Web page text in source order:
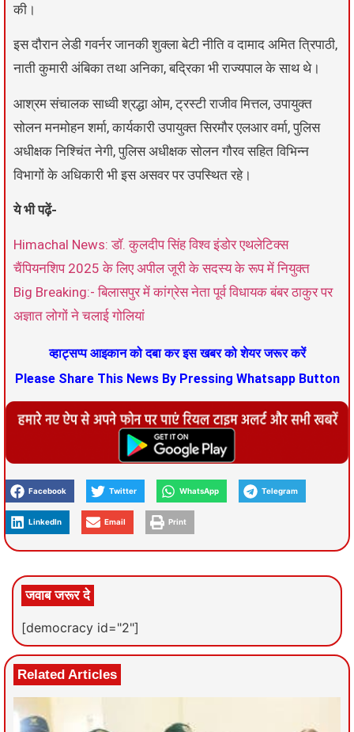
की।
इस दौरान लेडी गवर्नर जानकी शुक्ला बेटी नीति व दामाद अमित त्रिपाठी,
नाती कुमारी अंबिका तथा अनिका, बद्रिका भी राज्यपाल के साथ थे।
आश्रम संचालक साध्वी श्रद्धा ओम, ट्रस्टी राजीव मित्तल, उपायुक्त
सोलन मनमोहन शर्मा, कार्यकारी उपायुक्त सिरमौर एलआर वर्मा, पुलिस
अधीक्षक निश्चिंत नेगी, पुलिस अधीक्षक सोलन गौरव सहित विभिन्न
विभागों के अधिकारी भी इस असवर पर उपस्थित रहे।
ये भी पढ़ें-
Himachal News: डॉ. कुलदीप सिंह विश्व इंडोर एथलेटिक्स
चैंपियनशिप 2025 के लिए अपील जूरी के सदस्य के रूप में नियुक्त
Big Breaking:- बिलासपुर में कांग्रेस नेता पूर्व विधायक बंबर ठाकुर पर
अज्ञात लोगों ने चलाई गोलियां
व्हाट्सप्प आइकान को दबा कर इस खबर को शेयर जरूर करें
Please Share This News By Pressing Whatsapp Button
Facebook Twitter WhatsApp Telegram
LinkedIn Email Print
जवाब जरूर दे
[democracy id="2"]
Related Articles